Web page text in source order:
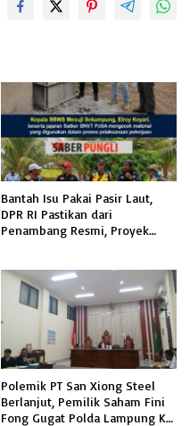
Bantah Isu Pakai Pasir Laut,
DPR RI Pastikan dari
Penambang Resmi, Proyek
Polemik PT San Xiong Steel
Berlanjut, Pemilik Saham Fini
Fong Gugat Polda Lampung Ke